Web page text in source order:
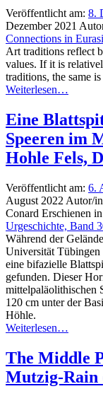
Veröffentlicht am: 8.
Dezember 2021
Connections in
Art traditions reflect
values. If it is
traditions, the same
Weiterlesen…
Eine
Speeren im
Hohle Fels,
Veröffentlicht am: 6.
August 2022 Autor/
Conard Erschienen
Urgeschichte, Band
Während der
Universität Tübingen
eine bifazielle
gefunden. Dieser
mittelpaläolithischen
120 cm unter der
Höhle.
Weiterlesen…
The Middle
Mutzig-Rain